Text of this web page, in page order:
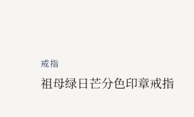
戒指
祖母绿日芒分色印章戒指